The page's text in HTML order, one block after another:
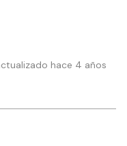
hace 4 años